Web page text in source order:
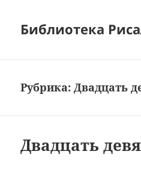
Библиотека
Рубрика:Двадцать
Двадцать